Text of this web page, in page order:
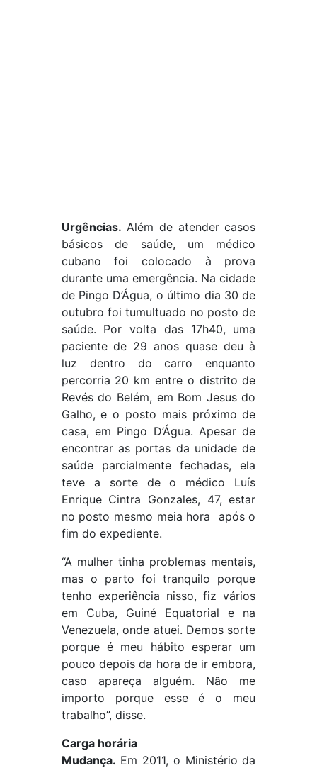
Urgências. Além de atender casos
básicos de saúde, um médico
cubano foi colocado à prova
durante uma emergência. Na cidade
de Pingo D’Água, o último dia 30 de
outubro foi tumultuado no posto de
saúde. Por volta das 17h40, uma
paciente de 29 anos quase deu à
luz dentro do carro enquanto
percorria 20 km entre o distrito de
Revés do Belém, em Bom Jesus do
Galho, e o posto mais próximo de
casa, em Pingo D’Água. Apesar de
encontrar as portas da unidade de
saúde parcialmente fechadas, ela
teve a sorte de o médico Luís
Enrique Cintra Gonzales, 47, estar
no posto mesmo meia hora após o
fim do expediente.
“A mulher tinha problemas mentais,
mas o parto foi tranquilo porque
tenho experiência nisso, fiz vários
em Cuba, Guiné Equatorial e na
Venezuela, onde atuei. Demos sorte
porque é meu hábito esperar um
pouco depois da hora de ir embora,
caso apareça alguém. Não me
importo porque esse é o meu
trabalho”, disse.
Carga horária
Mudança. Em 2011, o Ministério da